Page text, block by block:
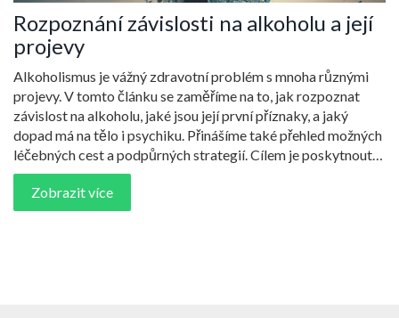
Rozpoznání závislosti na alkoholu a její
projevy
Alkoholismus je vážný zdravotní problém s mnoha různými
projevy. V tomto článku se zaměříme na to, jak rozpoznat
závislost na alkoholu, jaké jsou její první příznaky, a jaký
dopad má na tělo i psychiku. Přinášíme také přehled možných
léčebných cest a podpůrných strategií. Cílem je poskytnout
užitečné informace a pomoci lidem čelícím této závislosti.
Zobrazit více